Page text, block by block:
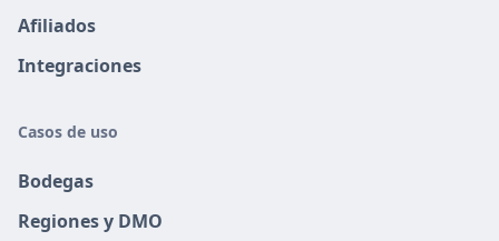
Afiliados
Integraciones
Casos de uso
Bodegas
Regiones y DMO